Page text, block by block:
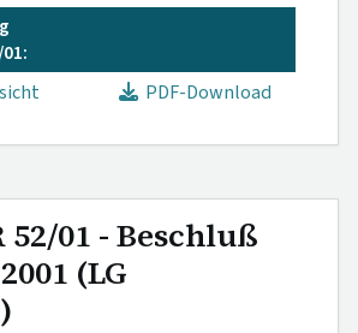
PDF-Download
52/01 - Beschluß
(LG